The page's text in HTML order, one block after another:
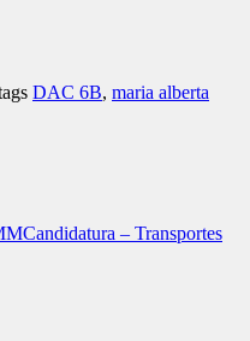
DAC 6B, maria alberta
Candidatura – Transportes